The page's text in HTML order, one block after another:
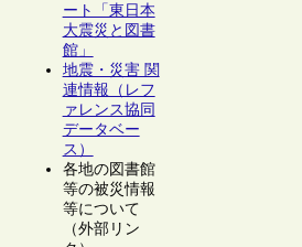
ート「東日本
大震災と図書
館」
地震・災害 関
連情報（レフ
ァレンス協同
データベー
ス）
各地の図書館
等の被災情報
等について
（外部リン